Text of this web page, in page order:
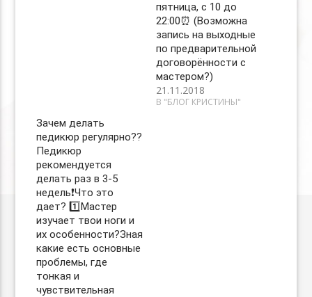
пятница, с 10 до
22:00⏰ (Возможна
запись на выходные
по предварительной
договорённости с
мастером?)
21.11.2018
В "БЛОГ КРИСТИНЫ"
Зачем делать
педикюр регулярно??
Педикюр
рекомендуется
делать раз в 3-5
недель❗️Что это
дает? 1️⃣Мастер
изучает твои ноги и
их особенности?Зная
какие есть основные
проблемы, где
тонкая и
чувствительная